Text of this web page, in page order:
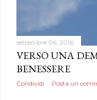
settembre 06, 2016
VERSO UNA
BENESSERE
Condividi Posta un